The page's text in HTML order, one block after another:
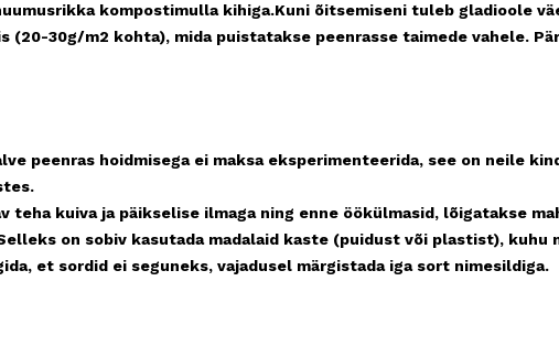
kompostimulla kihiga.Kuni õitsemiseni tuleb gladioole
(20-30g/m2 kohta), mida puistatakse peenrasse taimede vahele.
hoidmisega ei maksa eksperimenteerida, see on neile
teha kuiva ja päikselise ilmaga ning enne öökülmasid, lõigatakse
on sobiv kasutada madalaid kaste (puidust või plastist), kuhu
et sordid ei seguneks, vajadusel märgistada iga sort